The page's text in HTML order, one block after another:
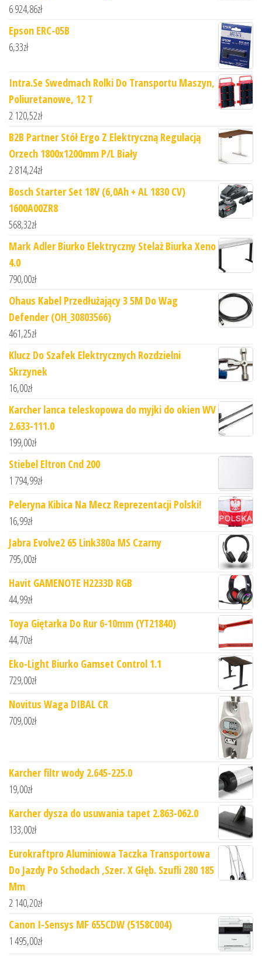
6 924,86zł
Epson ERC-05B
6,33zł
Intra.Se Swedmach Rolki Do Transportu Maszyn,
Poliuretanowe, 12 T
2 120,52zł
B2B Partner Stół Ergo Z Elektryczną Regulacją
Orzech 1800x1200mm P/L Biały
2 814,24zł
Bosch Starter Set 18V (6,0Ah + AL 1830 CV)
1600A00ZR8
568,32zł
Mark Adler Biurko Elektryczny Stelaż Biurka Xeno
4.0
790,00zł
Ohaus Kabel Przedłużający 3 5M Do Wag
Defender (OH_30803566)
461,25zł
Klucz Do Szafek Elektrycznych Rozdzielni
Skrzynek
16,00zł
Karcher lanca teleskopowa do myjki do okien WV
2.633-111.0
199,00zł
Stiebel Eltron Cnd 200
1 794,99zł
Peleryna Kibica Na Mecz Reprezentacji Polski!
16,99zł
Jabra Evolve2 65 Link380a MS Czarny
795,00zł
Havit GAMENOTE H2233D RGB
44,99zł
Toya Giętarka Do Rur 6-10mm (YT21840)
44,70zł
Eko-Light Biurko Gamset Control 1.1
729,00zł
Novitus Waga DIBAL CR
709,00zł
Karcher filtr wody 2.645-225.0
19,00zł
Karcher dysza do usuwania tapet 2.863-062.0
133,00zł
Eurokraftpro Aluminiowa Taczka Transportowa
Do Jazdy Po Schodach ,Szer. X Głęb. Szufli 280 185
Mm
2 140,20zł
Canon I-Sensys MF 655CDW (5158C004)
1 495,00zł